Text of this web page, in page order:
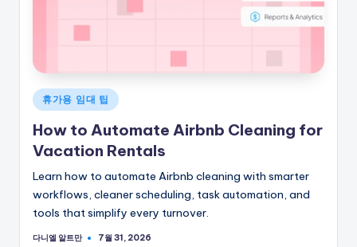
게
시
됨
휴가용 임대 팁
How to Automate Airbnb Cleaning for
Vacation Rentals
Learn how to automate Airbnb cleaning with smarter
workflows, cleaner scheduling, task automation, and
tools that simplify every turnover.
게
다니엘 알트만 7월 31, 2026